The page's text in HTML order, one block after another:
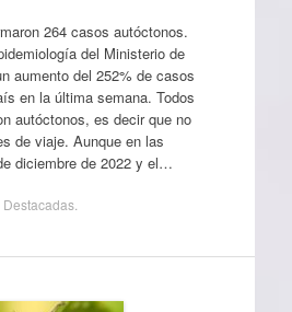
264 casos autóctonos.
del Ministerio de
aumento del 252% de casos
en la última semana. Todos
autóctonos, es decir que no
de viaje. Aunque en las
diciembre de 2022 y el…
Destacadas.